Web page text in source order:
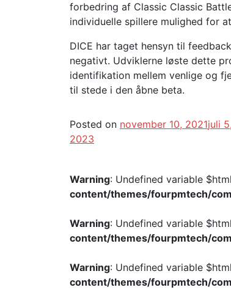
forbedring af Classic Classic
individuelle spillere mulighed for
DICE har taget hensyn til
negativt. Udviklerne løste dette
identifikation mellem venlige og
til stede i den åbne beta.
Posted on november 10, 2021juli 5,
2023
Warning: Undefined variable
content/themes/fourpmtech/
Warning: Undefined variable
content/themes/fourpmtech/
Warning: Undefined variable
content/themes/fourpmtech/